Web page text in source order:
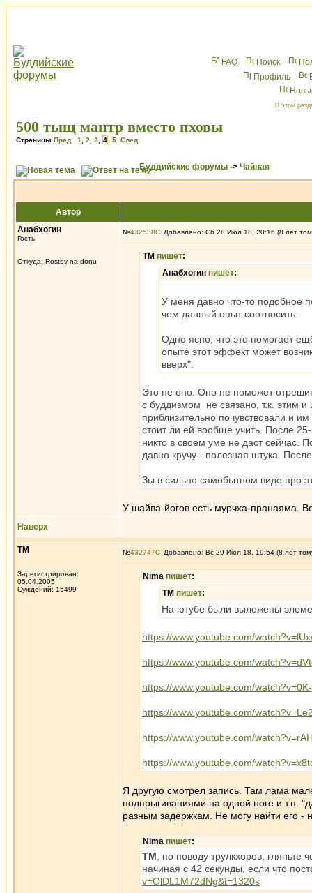
FAQ Поиск
Профиль
В этом
500 тыщ мантр вместо пховы
Страницы Пред. 1 2 3 4 5 След.
Буддийские форумы -> Чайная
Автор
Анабхогин
Гость
Откуда: Rostov-na-donu
№432538 Добавлено: Сб 28 Июл 18, 20:16 (8 лет
ТМ пишет:
Анабхогин пишет:
У меня давно что-то подобное
чем данный опыт соотносить.
Одно ясно, что это помогает
опыте этот эффект может
вверх".
Это не оно. Оно не поможет
с буддизмом не связано, т.к. этим
приблизительно почувствовали и
стоит ли ей вообще учить. После 25-
никто в своем уме не даст сейчас.
давно кручу - полезная штука.
Зы в сильно самобытном виде про
У шайва-йогов есть мурчха-пранаяма.
Наверх
ТМ
Зарегистрирован:
05.04.2005
Суждений: 15499
№432747 Добавлено: Вс 29 Июл 18, 19:54 (8 лет
Nima пишет:
ТМ пишет:
На ютубе были выложены
https://www.youtube.com/
https://www.youtube.com/
https://www.youtube.com/
https://www.youtube.com/
https://www.youtube.com/
https://www.youtube.com/
Я другую смотрел запись. Там лама
подпрыгиваниями на одной ноге и т.п.
разным задержкам. Не могу найти его -
Nima пишет:
ТМ , по поводу трулкхоров,
начиная с 42 секунды, если что
v=OlDL1M72dNg&t=1320s